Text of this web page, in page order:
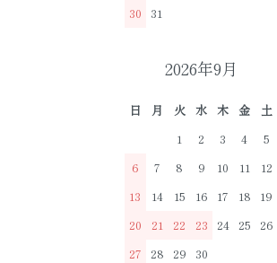
30
31
2026年9月
日 月 火 水 木 金
土
1
2 3 4
5
6
7 8 9 10 11
12
13
14 15 16 17 18
19
20
21 22 23 24 25 26
27 28 29 30